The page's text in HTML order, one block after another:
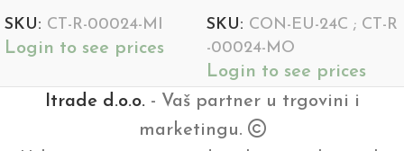
SKU: CT-R-00024-MI
Login to see prices
SKU: CON-EU-24C ; CT-R
-00024-MO
Login to see prices
Itrade d.o.o.- Vaš partner u trgovini i
marketingu.